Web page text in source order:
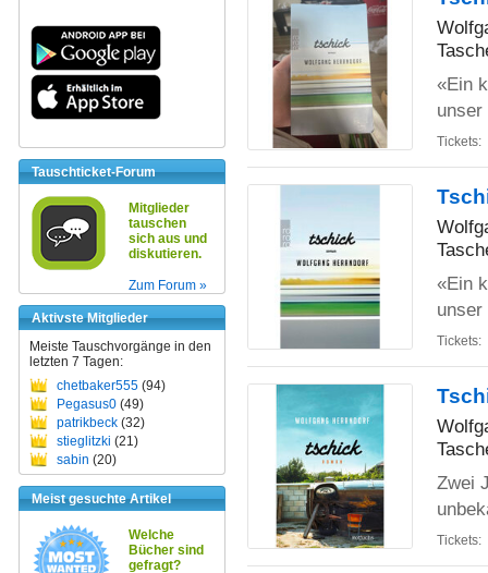
Tauschticket-Forum
Mitglieder
tauschen
sich aus und
diskutieren.
Zum Forum »
Aktivste Mitglieder
Meiste Tauschvorgänge in den
letzten 7 Tagen:
chetbaker555 (94)
Pegasus0 (49)
patrikbeck (32)
stieglitzki (21)
sabin (20)
Meist gesuchte Artikel
Welche
Bücher sind
gefragt?
«Ein
Tickets:
«Ein
Tickets:
Zwei
Tickets: